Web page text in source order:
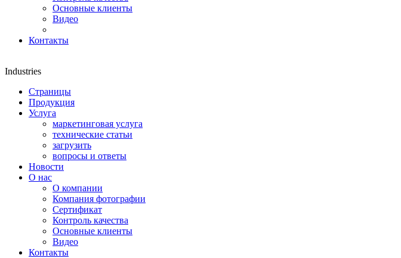
Основные клиенты
Видео
Контакты
Industries
Страницы
Продукция
Услуга
маркетинговая услуга
технические статьи
загрузить
вопросы и ответы
Новости
О нас
О компании
Компания фотографии
Сертификат
Контроль качества
Основные клиенты
Видео
Контакты